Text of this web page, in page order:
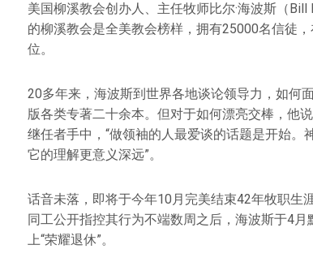
美国柳溪教会创办人、主任牧师比尔·海波斯（
的柳溪教会是全美教会榜样，拥有25000名信徒
位。
20多年来，海波斯到世界各地谈论领导力，如何
版各类专著二十余本。但对于如何漂亮交棒，他
继任者手中，“做领袖的人最爱谈的话题是开始
它的理解更意义深远”。
话音未落，即将于今年10月完美结束42年牧职生
同工公开指控其行为不端数周之后，海波斯于4
上“荣耀退休”。